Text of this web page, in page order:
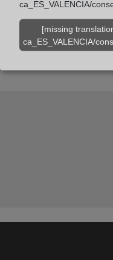
Interna y la unidad
CANAL
ca_ES_VALENCIA/
[missing
ca_ES_VALENCIA/